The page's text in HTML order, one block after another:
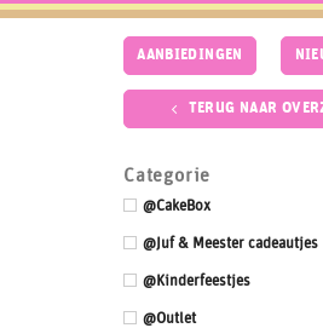
AANBIEDINGEN
TERUG NAAR
Categorie
@CakeBox
@Juf & Meester cadeautjes
@Kinderfeestjes
@Outlet